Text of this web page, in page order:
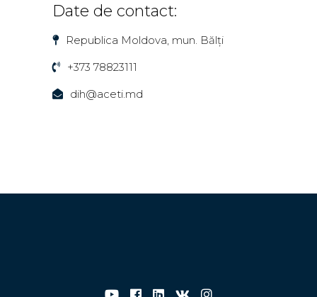
Date de contact:
Republica Moldova, mun. Bălți
+373 78823111
dih@aceti.md